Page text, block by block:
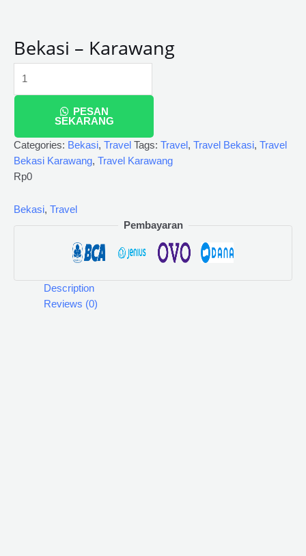
Bekasi – Karawang
PESAN
SEKARANG
Categories: Bekasi, Travel Tags: Travel, Travel Bekasi, Travel
Bekasi Karawang, Travel Karawang
Rp0
Bekasi, Travel
Pembayaran
Description
Reviews (0)